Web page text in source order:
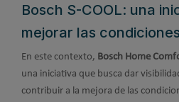
Bosch S-COOL: una
mejorar las
En este contexto, Bosch Home
una iniciativa que busca dar
contribuir a la mejora de las